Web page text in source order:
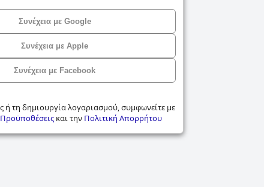
Συνέχεια με Google
Συνέχεια με Apple
Συνέχεια με Facebook
ή τη δημιουργία λογαριασμού, συμφωνείτε με
και την Πολιτική Απορρήτου